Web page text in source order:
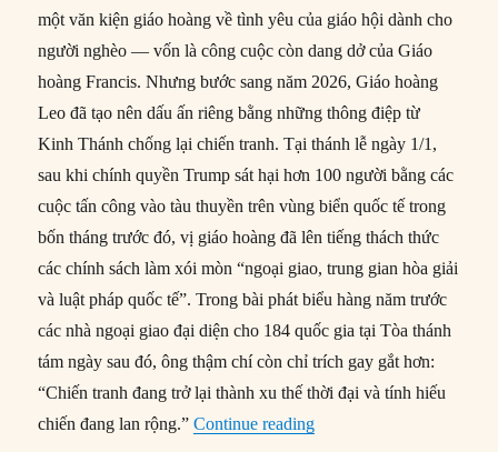
một văn kiện giáo hoàng về tình yêu của giáo hội dành cho
người nghèo — vốn là công cuộc còn dang dở của Giáo
hoàng Francis. Nhưng bước sang năm 2026, Giáo hoàng
Leo đã tạo nên dấu ấn riêng bằng những thông điệp từ
Kinh Thánh chống lại chiến tranh. Tại thánh lễ ngày 1/1,
sau khi chính quyền Trump sát hại hơn 100 người bằng các
cuộc tấn công vào tàu thuyền trên vùng biển quốc tế trong
bốn tháng trước đó, vị giáo hoàng đã lên tiếng thách thức
các chính sách làm xói mòn “ngoại giao, trung gian hòa giải
và luật pháp quốc tế”. Trong bài phát biểu hàng năm trước
các nhà ngoại giao đại diện cho 184 quốc gia tại Tòa thánh
tám ngày sau đó, ông thậm chí còn chỉ trích gay gắt hơn:
“Chiến tranh đang trở lại thành xu thế thời đại và tính hiếu
chiến đang lan rộng.”Continue reading“Giáo hoàng Leo XIV: